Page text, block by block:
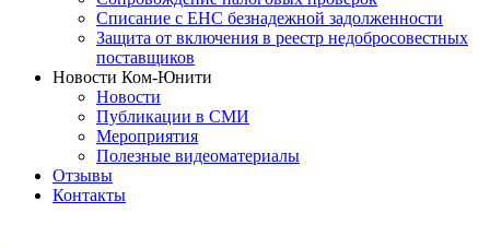
Списание с ЕНС безнадежной задолженности
Защита от включения в реестр недобросовестных
поставщиков
Новости Ком-Юнити
Новости
Публикации в СМИ
Мероприятия
Полезные видеоматериалы
Отзывы
Контакты